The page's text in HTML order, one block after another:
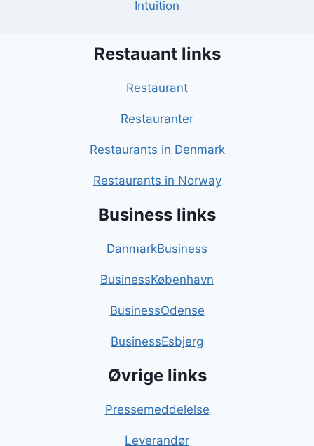
Intuition
Restauant links
Restaurant
Restauranter
Restaurants in Denmark
Restaurants in Norway
Business links
DanmarkBusiness
BusinessKøbenhavn
BusinessOdense
BusinessEsbjerg
Øvrige links
Pressemeddelelse
Leverandør